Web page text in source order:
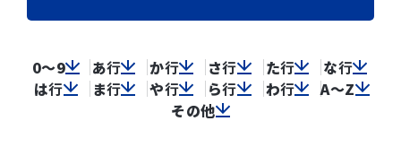
0～9 あ行 か行 さ行 た行 な行
は行 ま行 や行 ら行 わ行
A～Z
その他